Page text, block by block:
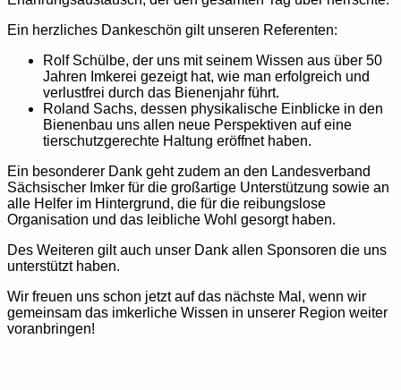
Ein herzliches Dankeschön gilt unseren Referenten:
Rolf Schülbe, der uns mit seinem Wissen aus über 50
Jahren Imkerei gezeigt hat, wie man erfolgreich und
verlustfrei durch das Bienenjahr führt.
Roland Sachs, dessen physikalische Einblicke in den
Bienenbau uns allen neue Perspektiven auf eine
tierschutzgerechte Haltung eröffnet haben.
Ein besonderer Dank geht zudem an den Landesverband
Sächsischer Imker für die großartige Unterstützung sowie an
alle Helfer im Hintergrund, die für die reibungslose
Organisation und das leibliche Wohl gesorgt haben.
Des Weiteren gilt auch unser Dank allen Sponsoren die uns
unterstützt haben.
Wir freuen uns schon jetzt auf das nächste Mal, wenn wir
gemeinsam das imkerliche Wissen in unserer Region weiter
voranbringen!